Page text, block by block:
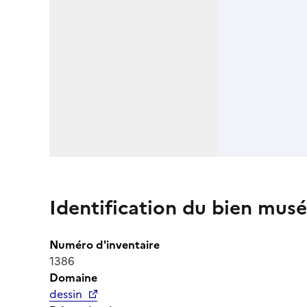
Identification du bien
Numéro d'inventaire
1386
Domaine
dessin